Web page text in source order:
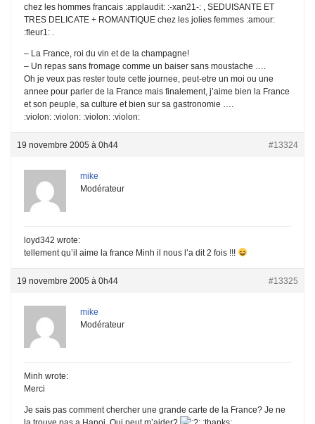
chez les hommes francais :applaudit: :-xan21-: , SEDUISANTE ET
TRES DELICATE + ROMANTIQUE chez les jolies femmes :amour:
:fleur1: .
– La France, roi du vin et de la champagne!
– Un repas sans fromage comme un baiser sans moustache ….
Oh je veux pas rester toute cette journee, peut-etre un moi ou une
annee pour parler de la France mais finalement, j’aime bien la France
et son peuple, sa culture et bien sur sa gastronomie ….
:violon: :violon: :violon: :violon:
19 novembre 2005 à 0h44 #13324
mike
Modérateur
loyd342 wrote:
tellement qu’il aime la france Minh il nous l’a dit 2 fois !!!
19 novembre 2005 à 0h44 #13325
mike
Modérateur
Minh wrote:
Merci
Je sais pas comment chercher une grande carte de la France? Je ne